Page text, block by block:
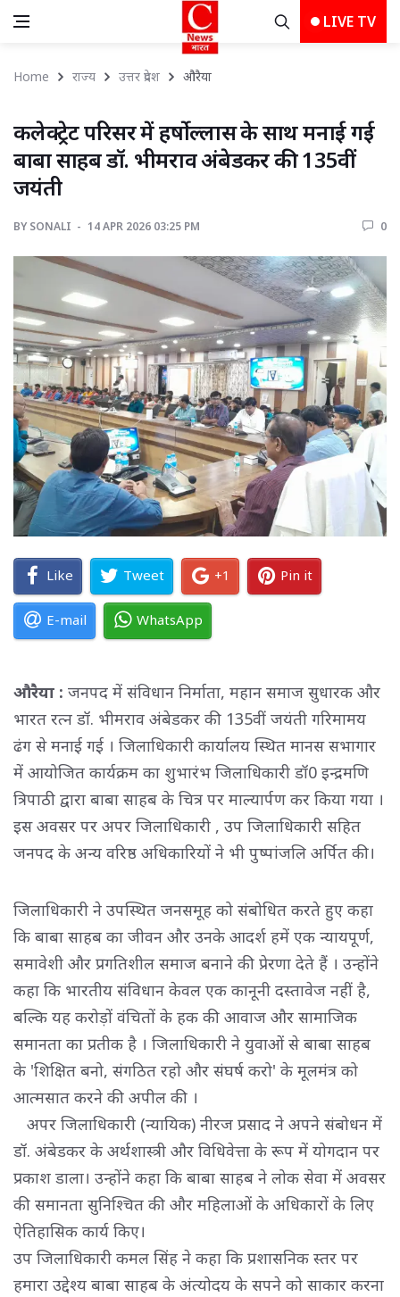
LIVE TV
Home राज्य उत्तर प्रदेश औरैया
कलेक्ट्रेट परिसर में हर्षोल्लास के साथ मनाई गई
बाबा साहब डॉ. भीमराव अंबेडकर की 135वीं
जयंती
BY SONALI 14 APR 2026 03:25 PM 0
Like Tweet +1 Pin it
E-mail WhatsApp
औरैया : जनपद में संविधान निर्माता, महान समाज सुधारक और
भारत रत्न डॉ. भीमराव अंबेडकर की 135वीं जयंती गरिमामय
ढंग से मनाई गई । जिलाधिकारी कार्यालय स्थित मानस सभागार
में आयोजित कार्यक्रम का शुभारंभ जिलाधिकारी डॉ0 इन्द्रमणि
त्रिपाठी द्वारा बाबा साहब के चित्र पर माल्यार्पण कर किया गया ।
इस अवसर पर अपर जिलाधिकारी , उप जिलाधिकारी सहित
जनपद के अन्य वरिष्ठ अधिकारियों ने भी पुष्पांजलि अर्पित की।
जिलाधिकारी ने उपस्थित जनसमूह को संबोधित करते हुए कहा
कि बाबा साहब का जीवन और उनके आदर्श हमें एक न्यायपूर्ण,
समावेशी और प्रगतिशील समाज बनाने की प्रेरणा देते हैं । उन्होंने
कहा कि भारतीय संविधान केवल एक कानूनी दस्तावेज नहीं है,
बल्कि यह करोड़ों वंचितों के हक की आवाज और सामाजिक
समानता का प्रतीक है । जिलाधिकारी ने युवाओं से बाबा साहब
के 'शिक्षित बनो, संगठित रहो और संघर्ष करो' के मूलमंत्र को
आत्मसात करने की अपील की ।
अपर जिलाधिकारी (न्यायिक) नीरज प्रसाद ने अपने संबोधन में
डॉ. अंबेडकर के अर्थशास्त्री और विधिवेत्ता के रूप में योगदान पर
प्रकाश डाला। उन्होंने कहा कि बाबा साहब ने लोक सेवा में अवसर
की समानता सुनिश्चित की और महिलाओं के अधिकारों के लिए
ऐतिहासिक कार्य किए।
उप जिलाधिकारी कमल सिंह ने कहा कि प्रशासनिक स्तर पर
हमारा उद्देश्य बाबा साहब के अंत्योदय के सपने को साकार करना